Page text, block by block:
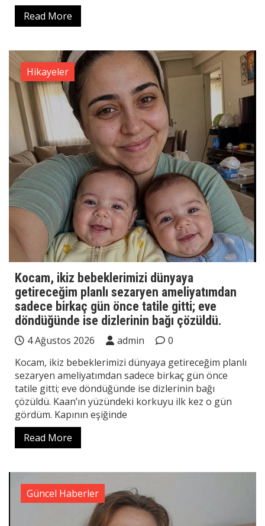
Read More
Hikayeler
Kocam, ikiz bebeklerimizi dünyaya
getireceğim planlı sezaryen ameliyatımdan
sadece birkaç gün önce tatile gitti; eve
döndüğünde ise dizlerinin bağı çözüldü.
4 Ağustos 2026 admin
0
Kocam, ikiz bebeklerimizi dünyaya getireceğim planlı
sezaryen ameliyatımdan sadece birkaç gün önce
tatile gitti; eve döndüğünde ise dizlerinin bağı
çözüldü. Kaan’ın yüzündeki korkuyu ilk kez o gün
gördüm. Kapının eşiğinde
Read More
Güncel Haberler